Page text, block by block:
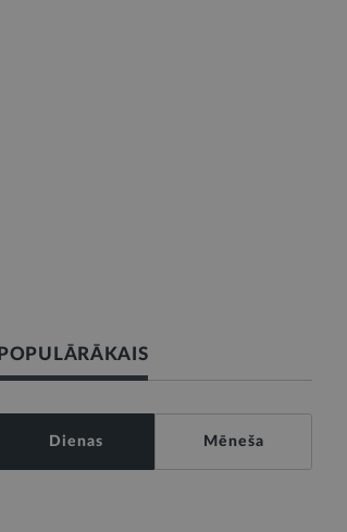
POPULĀRĀKAIS
Dienas Mēneša